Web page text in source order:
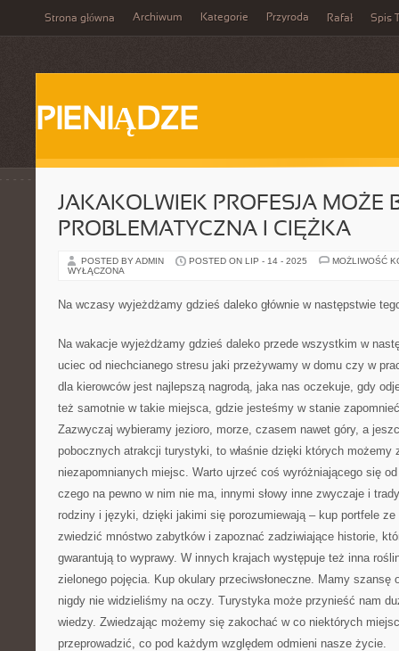
Strona główna Archiwum Kategorie Przyroda Rafał Spis
PIENIĄDZE
JAKAKOLWIEK PROFESJA MOŻE
PROBLEMATYCZNA I CIĘŻKA
POSTED BY ADMIN POSTED ON LIP - 14 - 2025
MOŻLIWOŚĆ
WYŁĄCZONA
Na wczasy wyjeżdżamy gdzieś daleko głównie w następstwie
Na wakacje wyjeżdżamy gdzieś daleko przede wszystkim w
uciec od niechcianego stresu jaki przeżywamy w domu czy w
dla kierowców jest najlepszą nagrodą, jaka nas oczekuje, gdy
też samotnie w takie miejsca, gdzie jesteśmy w stanie
Zazwyczaj wybieramy jezioro, morze, czasem nawet góry, a
pobocznych atrakcji turystyki, to właśnie dzięki których możemy
niezapomnianych miejsc. Warto ujrzeć coś wyróżniającego się
czego na pewno w nim nie ma, innymi słowy inne zwyczaje i
rodziny i języki, dzięki jakimi się porozumiewają – kup portfele
zwiedzić mnóstwo zabytków i zapoznać zadziwiające historie,
gwarantują to wyprawy. W innych krajach występuje też inna
zielonego pojęcia. Kup okulary przeciwsłoneczne. Mamy szansę
nigdy nie widzieliśmy na oczy. Turystyka może przynieść nam
wiedzy. Zwiedzając możemy się zakochać w co niektórych
przeprowadzić, co pod każdym względem odmieni nasze życie.